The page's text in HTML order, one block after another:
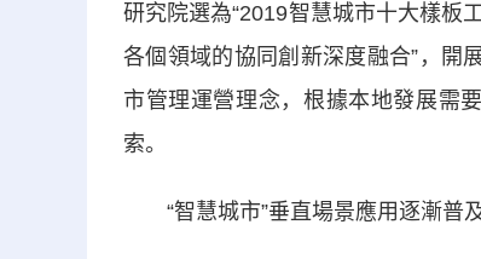
研究院選為“2019智慧城市十大樣板
各個領域的協同創新深度融合”，開
市管理運營理念，根據本地發展需
索。
“智慧城市”垂直場景應用逐漸普